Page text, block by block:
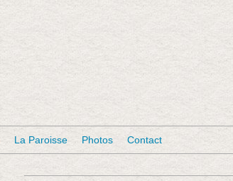
La Paroisse Photos Contact